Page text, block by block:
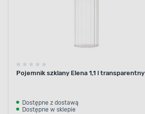
Pojemnik szklany Elena 1,1 l transparentny
Dostępne z dostawą
Dostępne w sklepie